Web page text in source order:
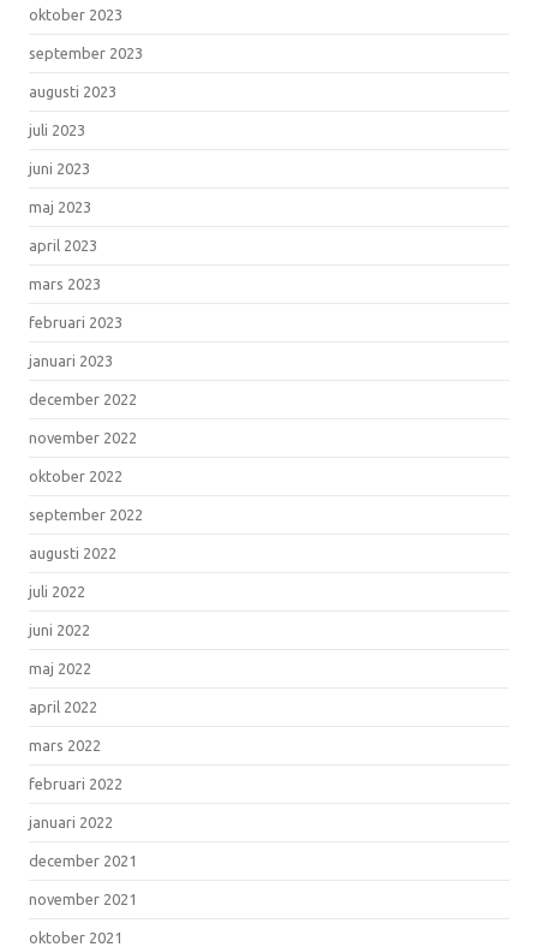
oktober 2023
september 2023
augusti 2023
juli 2023
juni 2023
maj 2023
april 2023
mars 2023
februari 2023
januari 2023
december 2022
november 2022
oktober 2022
september 2022
augusti 2022
juli 2022
juni 2022
maj 2022
april 2022
mars 2022
februari 2022
januari 2022
december 2021
november 2021
oktober 2021